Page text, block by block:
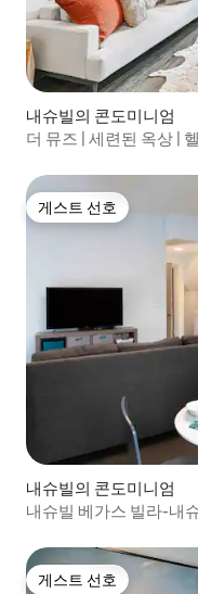
내슈빌의 콘도미니엄
더 뮤즈 | 세련된 옥상 |
게스트 선호
게스트 선호
내슈빌의 콘도미니엄
내슈빌 베가스 빌라-내
게스트 선호
게스트 선호